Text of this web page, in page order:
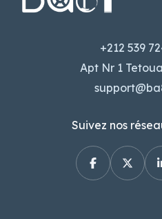
+212 539
Apt Nr 1
Suivez nos